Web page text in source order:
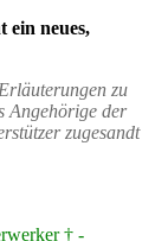
ein neues,
zu
Angehörige der
zugesandt
† -